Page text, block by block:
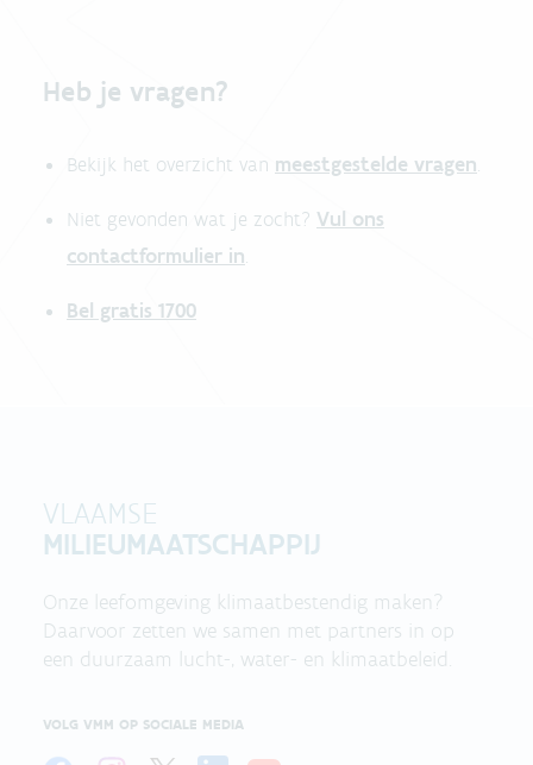
Heb je vragen?
Bekijk het overzicht van meestgestelde vragen.
Niet gevonden wat je zocht? Vul ons
contactformulier in.
Bel gratis 1700
VLAAMSE
MILIEUMAATSCHAPPIJ
Onze leefomgeving klimaatbestendig maken?
Daarvoor zetten we samen met partners in op
een duurzaam lucht-, water- en klimaatbeleid.
VOLG VMM OP SOCIALE MEDIA